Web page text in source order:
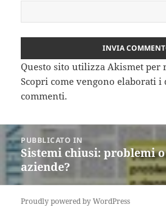
Questo sito utilizza Akismet per
Scopri come vengono elaborati
commenti.
Navigazione
articoliPUBBLICATO IN
Sistemi chiusi: problemi
aziende?
Proudly powered by WordPress